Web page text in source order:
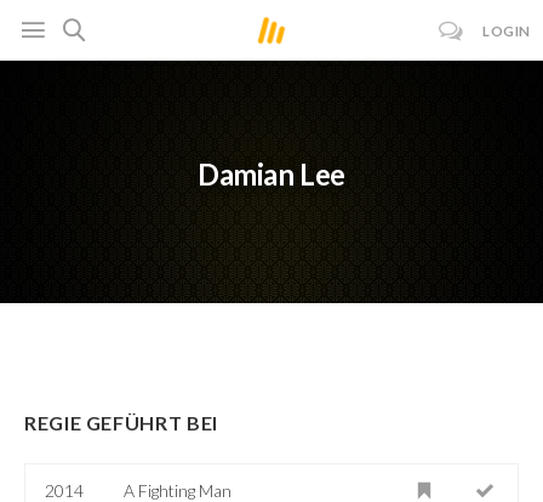
LOGIN
Damian Lee
REGIE GEFÜHRT BEI
2014 A Fighting Man